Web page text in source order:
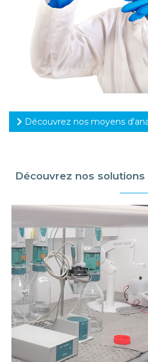
Découvrez nos moyens
Découvrez nos